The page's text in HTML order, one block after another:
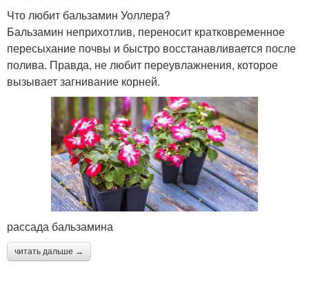
Что любит бальзамин Уоллера?
Бальзамин неприхотлив, переносит кратковременное
пересыхание почвы и быстро восстанавливается после
полива. Правда, не любит переувлажнения, которое
вызывает загнивание корней.
рассада бальзамина
читать дальше →